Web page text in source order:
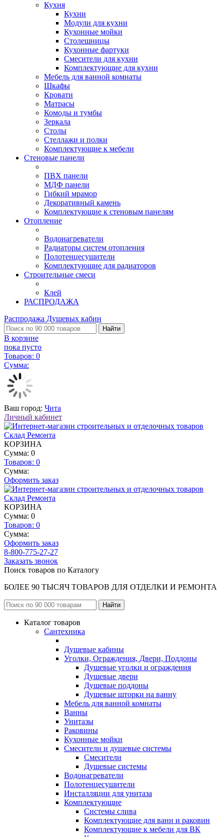
Кухня
Кухни
Модули для кухни
Кухонные мойки
Столешницы
Кухонные фартуки
Смесители для кухни
Комплектующие для кухни
Мебель для ванной комнаты
Шкафы
Кровати
Матрасы
Комоды и тумбы
Зеркала
Столы
Стеллажи и полки
Комплектующие к мебели
Стеновые панели
ПВХ панели
МДФ панели
Гибкий мрамор
Декоративный камень
Комплектующие к стеновым панелям
Отопление
Водонагреватели
Радиаторы систем отопления
Полотенцесушители
Комплектующие для радиаторов
Строительные смеси
Клей
РАСПРОДАЖА
Распродажа Душевых кабин
Найти
В корзине
пока пусто
Товаров: 0
Сумма:
Ваш город: Чита
Личный кабинет
КОРЗИНА
Сумма: 0
Товаров: 0
Сумма:
Оформить заказ
КОРЗИНА
Сумма: 0
Товаров: 0
Сумма:
Оформить заказ
8-800-775-27-27
Заказать звонок
Поиск товаров по Каталогу
БОЛЕЕ 90 ТЫСЯЧ ТОВАРОВ ДЛЯ ОТДЕЛКИ И РЕМОНТА
Каталог товаров
Сантехника
Душевые кабины
Уголки, Ограждения, Двери, Поддоны
Душевые уголки и ограждения
Душевые двери
Душевые поддоны
Душевые шторки на ванну
Мебель для ванной комнаты
Ванны
Унитазы
Раковины
Кухонные мойки
Смесители и душевые системы
Смесители
Душевые системы
Водонагреватели
Полотенцесушители
Инсталляции для унитаза
Комплектующие
Системы слива
Комплектующие для ванн и раковин
Комплектующие к мебели для ВК